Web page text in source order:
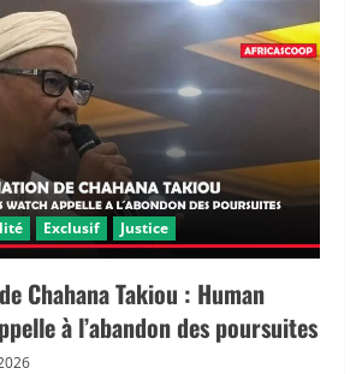
Exclusif Justice
Chahana Takiou : Human
à l’abandon des poursuites